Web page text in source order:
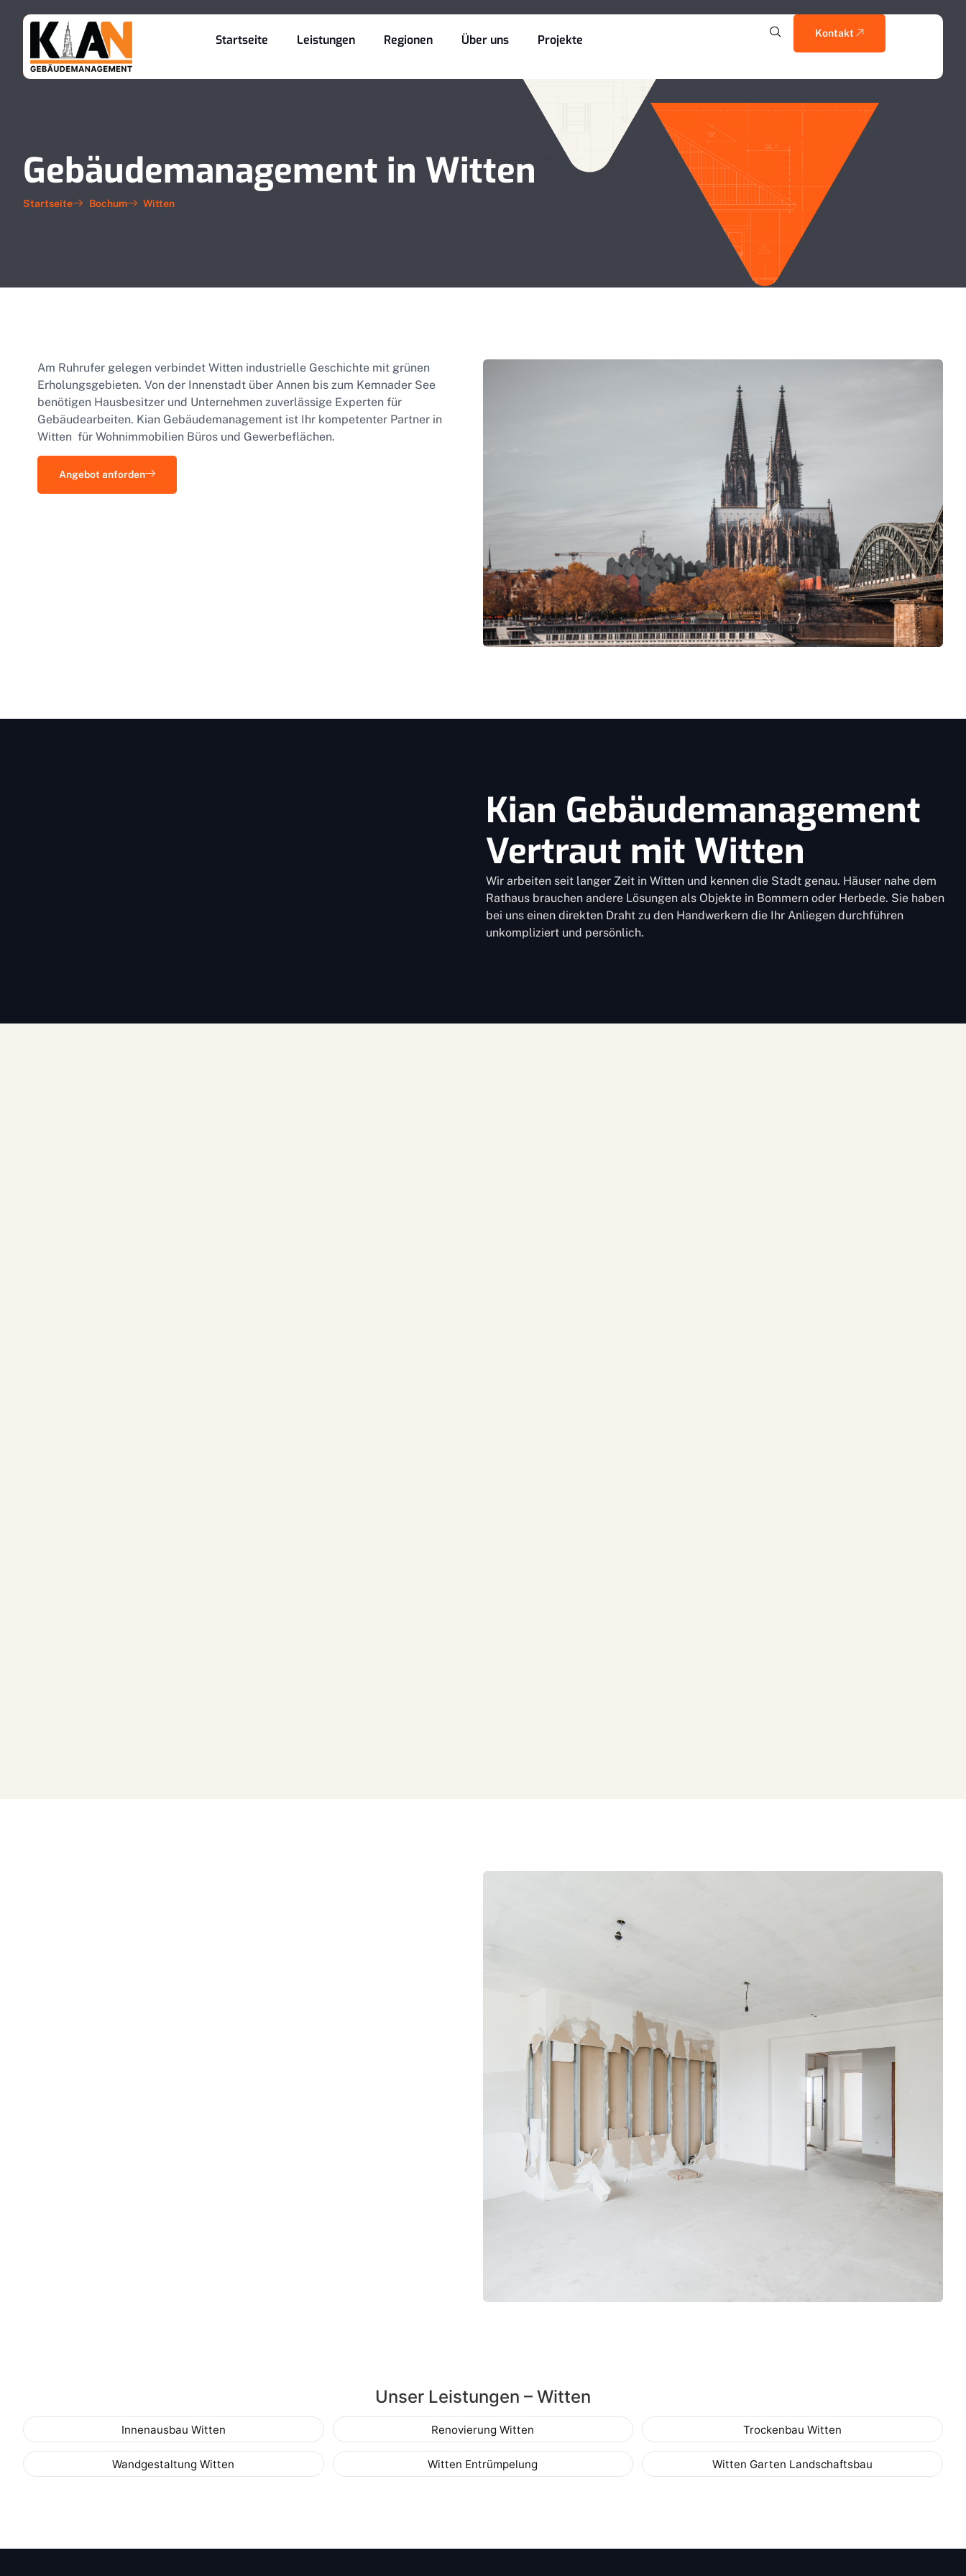
Startseite Leistungen Regionen Über uns Projekte Kontakt
Gebäudemanagement in Witten
Startseite Bochum Witten
Am Ruhrufer gelegen verbindet Witten industrielle Geschichte mit grünen
Erholungsgebieten. Von der Innenstadt über Annen bis zum Kemnader See
benötigen Hausbesitzer und Unternehmen zuverlässige Experten für
Gebäudearbeiten. Kian Gebäudemanagement ist Ihr kompetenter Partner in
Witten für Wohnimmobilien Büros und Gewerbeflächen.
Angebot anforden
Kian Gebäudemanagement
Vertraut mit Witten
Wir arbeiten seit langer Zeit in Witten und kennen die Stadt genau. Häuser nahe dem
Rathaus brauchen andere Lösungen als Objekte in Bommern oder Herbede. Sie haben
bei uns einen direkten Draht zu den Handwerkern die Ihr Anliegen durchführen
unkompliziert und persönlich.
Unser Leistungen – Witten
Innenausbau Witten Renovierung Witten Trockenbau Witten
Wandgestaltung Witten Witten Entrümpelung Witten Garten Landschaftsbau